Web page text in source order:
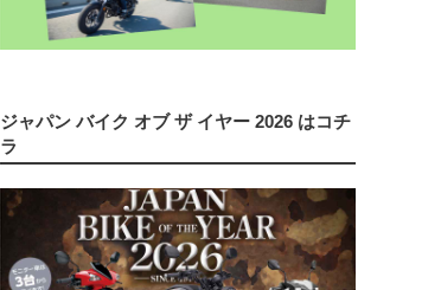
ジャパン バイク オブ ザ イヤー 2026 はコチ
ラ